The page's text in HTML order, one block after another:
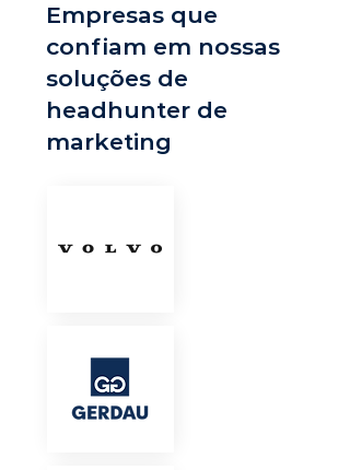
Empresas que
confiam em nossas
soluções de
headhunter de
marketing